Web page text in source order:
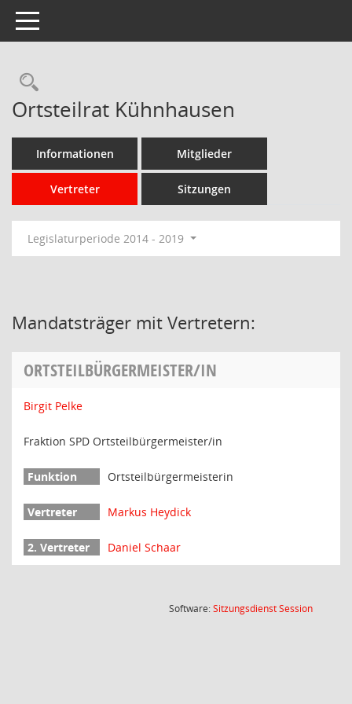
Toggle navigation
Rechercheauswahl
Ortsteilrat Kühnhausen
Informationen Mitglieder
Vertreter Sitzungen
Legislaturperiode 2014 - 2019
Mandatsträger mit Vertretern:
ORTSTEILBÜRGERMEISTER/IN
Birgit Pelke
Fraktion SPD Ortsteilbürgermeister/in
Ortsteilbürgermeisterin
Markus Heydick
Daniel Schaar
Software:SitzungsdienstSession(Wird in